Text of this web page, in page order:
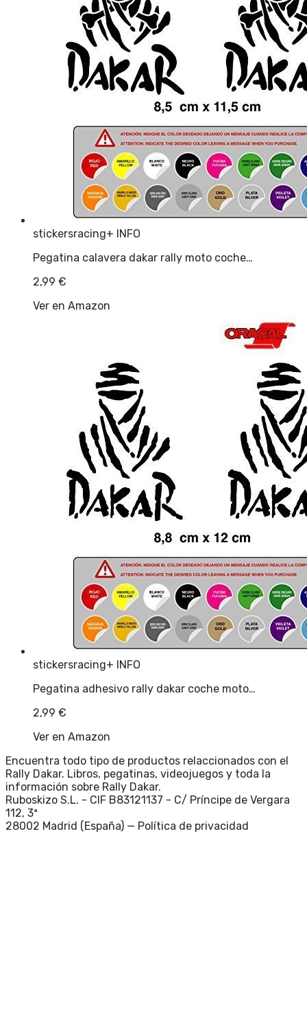
stickersracing+ INFO
Pegatina calavera dakar rally moto coche…
2,99 €
Ver en Amazon
stickersracing+ INFO
Pegatina adhesivo rally dakar coche moto…
2,99 €
Ver en Amazon
Encuentra todo tipo de productos relaccionados con el
Rally Dakar. Libros, pegatinas, videojuegos y toda la
información sobre Rally Dakar.
Ruboskizo S.L. - CIF B83121137 - C/ Príncipe de Vergara
112, 3ª
28002 Madrid (España) — Política de privacidad